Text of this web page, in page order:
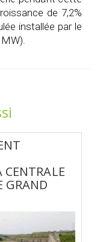
de 7,2%
installée par le
GRAND